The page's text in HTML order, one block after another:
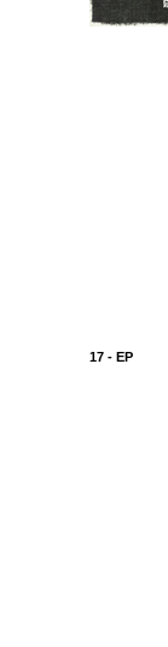
17 - EP